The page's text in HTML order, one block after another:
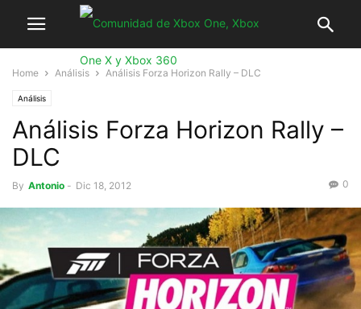
Home Análisis Análisis Forza Horizon Rally – DLC
Análisis
Análisis Forza Horizon Rally –
DLC
By Antonio - Dic 18, 2012 0